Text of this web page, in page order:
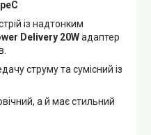
із надтонким
Delivery 20Wадаптер
струму та сумісний із
а й має стильний